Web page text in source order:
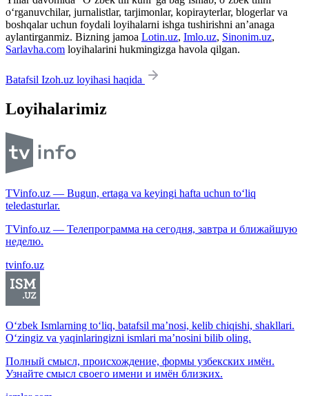
o‘rganuvchilar, jurnalistlar, tarjimonlar, kopirayterlar, blogerlar va
boshqalar uchun foydali loyihalarni ishga tushirishni an’anaga
aylantirganmiz. Bizning jamoa Lotin.uz, Imlo.uz, Sinonim.uz,
Sarlavha.com loyihalarini hukmingizga havola qilgan.
Batafsil Izoh.uz loyihasi haqida
Loyihalarimiz
TVinfo.uz — Bugun, ertaga va keyingi hafta uchun to‘liq
teledasturlar.
TVinfo.uz — Телепрограмма на сегодня, завтра и ближайшую
неделю.
tvinfo.uz
O‘zbek Ismlarning to‘liq, batafsil ma’nosi, kelib chiqishi, shakllari.
O‘zingiz va yaqinlaringizni ismlari ma’nosini bilib oling.
Полный смысл, происхождение, формы узбекских имён.
Узнайте смысл своего имени и имён близких.